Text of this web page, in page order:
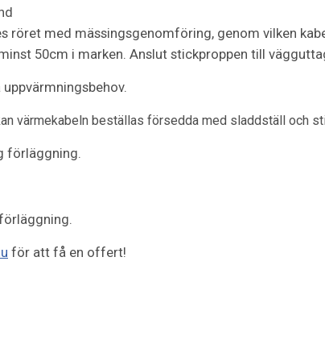
röret med mässingsgenomföring, genom vilken
50cm i marken. Anslut stickproppen till
värmekabeln beställas försedda med sladdställ och
förläggning.
för att få en offert!